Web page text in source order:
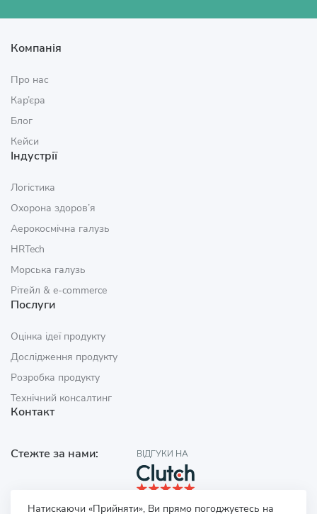
Натискаючи «Прийняти», Ви прямо погоджуєтесь на
Компанія
Про нас
Кар’єра
Блог
Кейси
Індустрії
Логістика
Охорона здоров’я
Аерокосмічна галузь
HRTech
Морська галузь
Рітейл & e‑commerce
Послуги
Оцінка ідеї продукту
Дослідження продукту
Розробка продукту
Технічний консалтинг
Контакт
Стежте за нами: ВІДГУКИ НА